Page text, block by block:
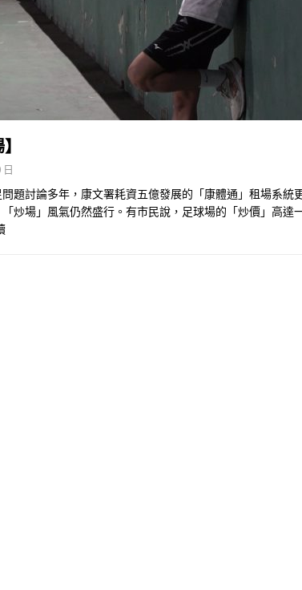
題討論多年，康文署耗資五億發展的「康體通」租場系統
炒場」風氣仍然盛行。有市民說，足球場的「炒價」高達